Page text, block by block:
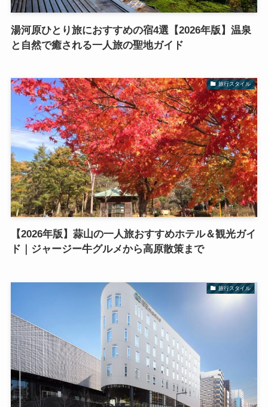
湯河原ひとり旅におすすめの宿4選【2026年版】温泉
と自然で癒される一人旅の聖地ガイド
旅行スタイル
【2026年版】蒜山の一人旅おすすめホテル＆観光ガイ
ド｜ジャージー牛グルメから高原散策まで
旅行スタイル